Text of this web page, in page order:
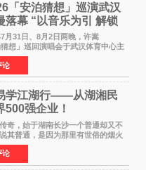
「安泊猜想」巡演武汉
落幕 “以音乐为引 解锁
”
31日、8月2日两晚，许嵩
想」巡回演唱会于武汉体育中心主
唱。许嵩与数万歌迷在此相聚，从
台设计到充满诚意与惊喜的现场互
了一场关于
论
学江湖行——从湖湘民
500强企业！
，始于湖南长沙一个普通却又不
其普通，是因为那里有世俗的烟火
，是因为家中有一位洞悉天地玄机
的爷爷。作为当地的风水师，爷爷
学
论